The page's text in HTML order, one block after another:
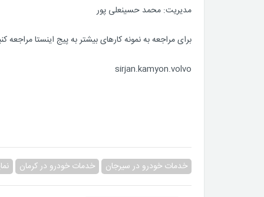
مدیریت: محمد حسینعلی پور
برای مراجعه به نمونه کارهای بیشتر به پیج اینستا مراجعه
sirjan.kamyon.volvo
خدمات خودرو در سیرجان خدمات خودرو در کرمان